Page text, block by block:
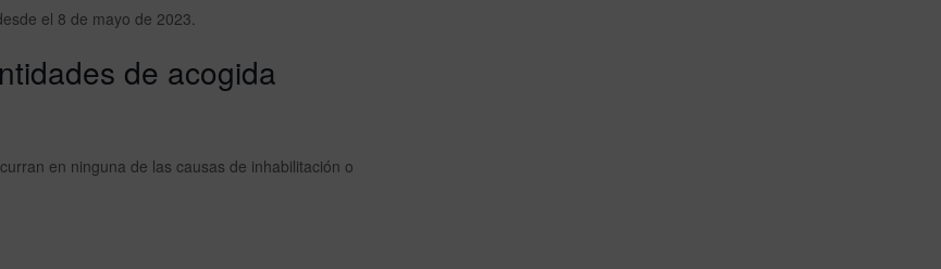
el 8 de mayo de 2023.
de acogida
en ninguna de las causas de inhabilitación o